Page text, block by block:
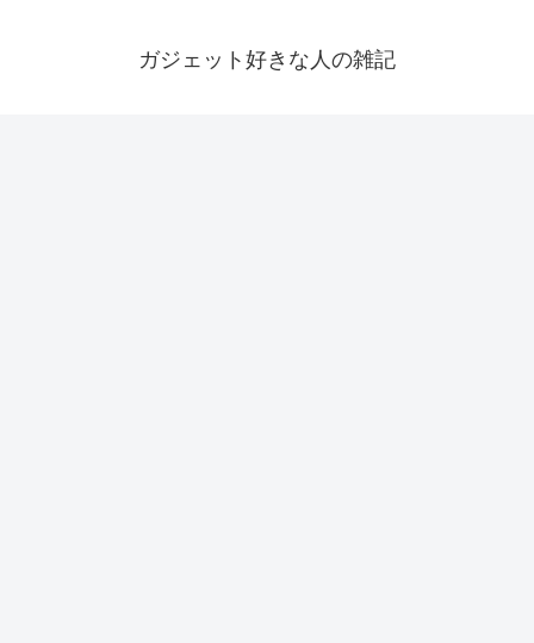
ガジェット好きな人の雑記